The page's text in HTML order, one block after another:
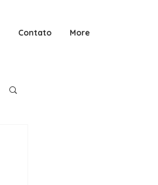
Contato More